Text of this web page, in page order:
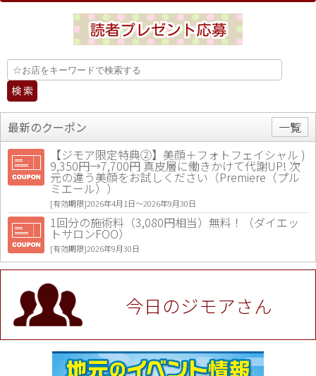
最新のクーポン
一覧
【ジモア限定特典②】美顔＋フォトフェイシャル )
9,350円→7,700円 真皮層に働きかけて代謝UP! 次
元の違う美顔をお試しください（Premiere（プル
ミエール））
[有効期限]2026年4月1日〜2026年9月30日
1回分の施術料（3,080円相当）無料！（ダイエッ
トサロンFOO）
[有効期限]2026年9月30日
値段提示後「ジモア見た」で更に買い取り金額 U
P！※チケットと新品商品は除く（大黒屋 高田馬場
駅前店）
[有効期限]2026年9月30日
★ジモア限定特典★ お会計より全品5％OFF（ナチ
ュラル＆ハンドメイドショップ［マキマキ］）
[有効期限]2026年9月30日まで
今日のジモアさん